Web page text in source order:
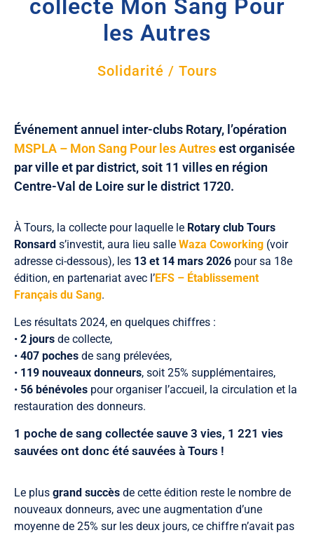
collecte Mon Sang Pour
les Autres
Solidarité / Tours
Événement annuel inter-clubs Rotary, l’opération
MSPLA – Mon Sang Pour les Autresest organisée
par ville et par district, soit 11 villes en région
Centre-Val de Loire sur le district 1720.
À Tours, la collecte pour laquelle le Rotary club Tours
Ronsard s’investit, aura lieu salle Waza Coworking (voir
adresse ci-dessous), les 13 et 14 mars 2026 pour sa 18e
édition, en partenariat avec l’EFS – Établissement
Français du Sang.
Les résultats 2024, en quelques chiffres :
• 2 jours de collecte,
• 407 poches de sang prélevées,
• 119 nouveaux donneurs, soit 25% supplémentaires,
• 56 bénévoles pour organiser l’accueil, la circulation et la
restauration des donneurs.
1 poche de sang collectée sauve 3 vies, 1 221 vies
sauvées ont donc été sauvées à Tours !
Le plus grand succès de cette édition reste le nombre de
nouveaux donneurs, avec une augmentation d’une
moyenne de 25% sur les deux jours, ce chiffre n’avait pas